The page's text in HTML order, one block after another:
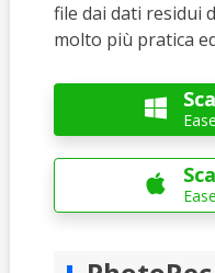
file dai dati residui
molto più pratica

